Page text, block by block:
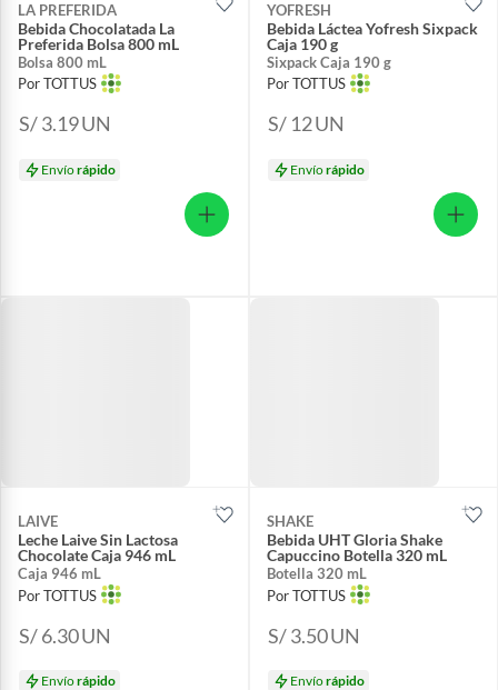
LA PREFERIDA
Bebida Chocolatada La
Preferida Bolsa 800 mL
Bolsa 800 mL
Por TOTTUS
S/ 3.19UN
Envíorápido
YOFRESH
Bebida Láctea Yofresh Sixpack
Caja 190 g
Sixpack Caja 190 g
Por TOTTUS
S/ 12UN
Envíorápido
LAIVE
Leche Laive Sin Lactosa
Chocolate Caja 946 mL
Caja 946 mL
Por TOTTUS
S/ 6.30UN
Envíorápido
SHAKE
Bebida UHT Gloria Shake
Capuccino Botella 320 mL
Botella 320 mL
Por TOTTUS
S/ 3.50UN
Envíorápido